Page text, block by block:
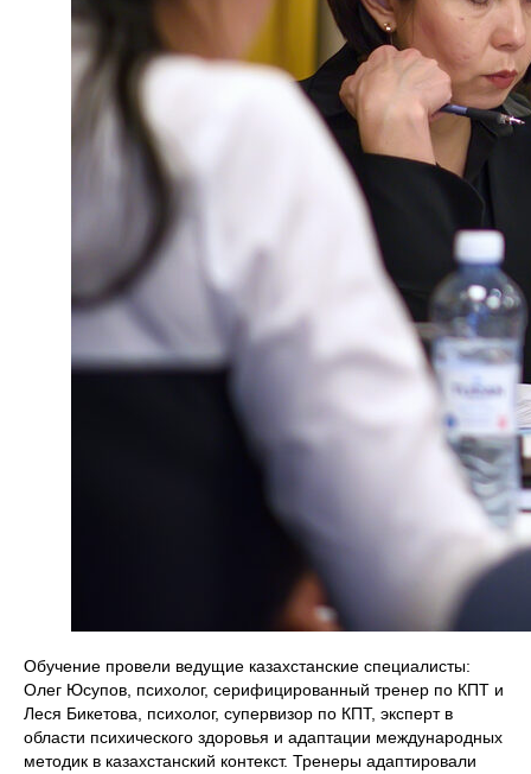
Обучение провели ведущие казахстанские специалисты:
Олег Юсупов, психолог, серифицированный тренер по КПТ и
Леся Бикетова, психолог, супервизор по КПТ, эксперт в
области психического здоровья и адаптации международных
методик в казахстанский контекст. Тренеры адаптировали